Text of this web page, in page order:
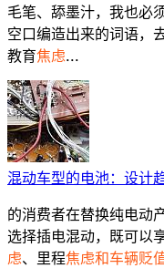
毛笔、舔墨汁，我也必
空口编造出来的词语，
教育焦虑...
混动车型的电池：设计
的消费者在替换纯电动
选择插电混动，既可以
虑、里程焦虑和车辆贬